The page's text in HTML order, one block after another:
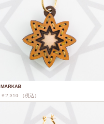
MARKAB
￥2,310 （税込）